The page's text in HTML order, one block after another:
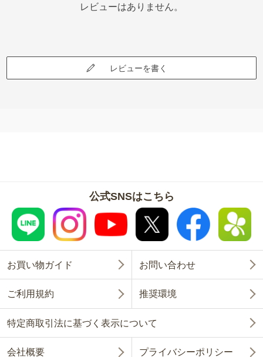
レビューはありません。
レビューを書く
公式SNSはこちら
お買い物ガイド お問い合わせ
ご利用規約 推奨環境
特定商取引法に基づく表示について
会社概要 プライバシーポリシー